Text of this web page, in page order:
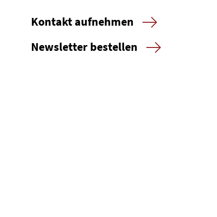
Kontakt aufnehmen
Newsletter bestellen